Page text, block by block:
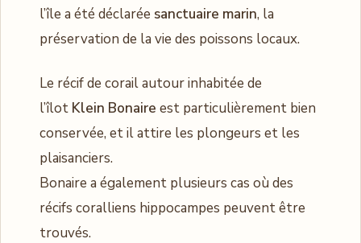
l’île a été déclarée sanctuaire marin, la
préservation de la vie des poissons locaux.
Le récif de corail autour inhabitée de
l’îlot Klein Bonaire est particulièrement bien
conservée, et il attire les plongeurs et les
plaisanciers.
Bonaire a également plusieurs cas où des
récifs coralliens hippocampes peuvent être
trouvés.